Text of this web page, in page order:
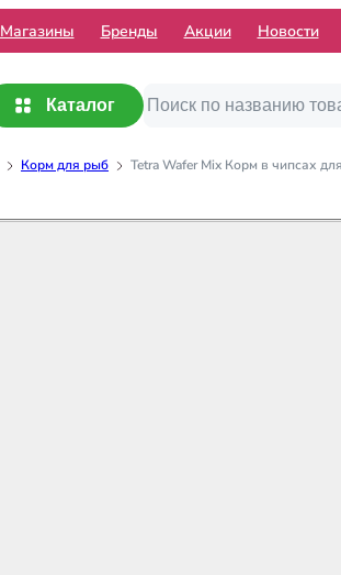
Mагазины Бренды Акции Новости
Каталог
Корм для рыб Tetra Wafer Mix Корм в чипсах